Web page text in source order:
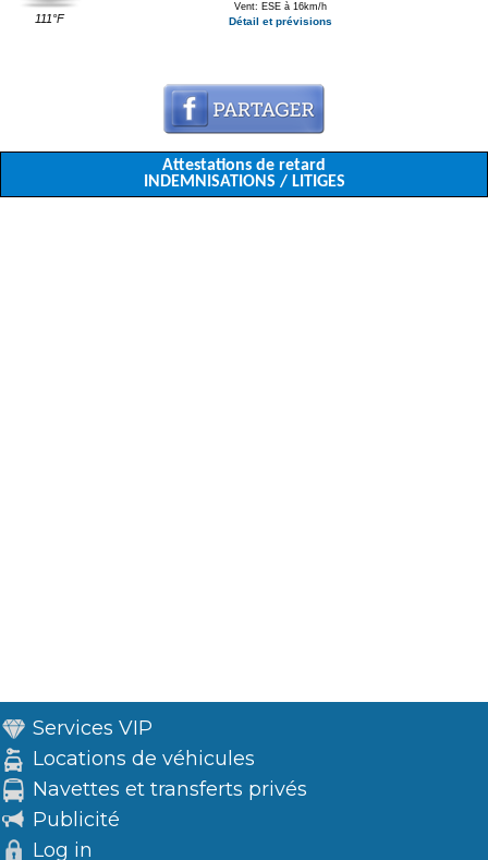
111°F
Vent: ESE à 16km/h
Détail et prévisions
Attestations de retard
INDEMNISATIONS / LITIGES
Services VIP
Locations de véhicules
Navettes et transferts privés
Publicité
Log in